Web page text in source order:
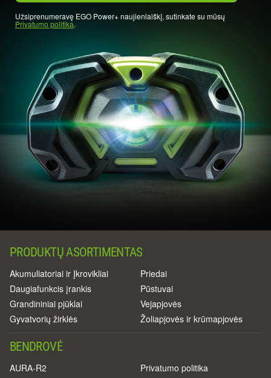
Užsiprenumeravę EGO Power+ naujienlaiškį, sutinkate su mūsų
Privatumo politika.
PRODUKTŲ ASORTIMENTAS
Akumuliatoriai ir Įkrovikliai
Daugiafunkcis įrankis
Grandininiai pjūklai
Gyvatvorių žirklės
Priedai
Pūstuvai
Vejapjovės
Žoliapjovės ir krūmapjovės
BENDROVĖ
AURA-R2
Privatumo politika